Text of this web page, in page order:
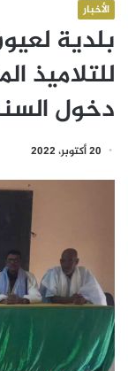
الأخبار
بلدية
للتلاميذ
دخول
20 أكتوبر، 2022